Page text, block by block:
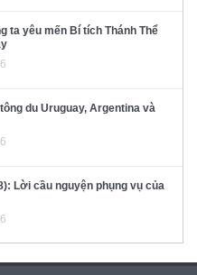
ta yêu mến Bí tích Thánh Thể
du Uruguay, Argentina và
Lời cầu nguyện phụng vụ của